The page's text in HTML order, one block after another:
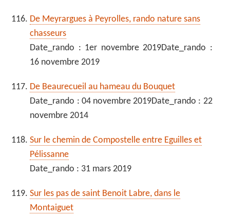
De Meyrargues à Peyrolles, rando nature sans
chasseurs
Date_rando : 1er novembre 2019Date_rando :
16 novembre 2019
De Beaurecueil au hameau du Bouquet
Date_rando : 04 novembre 2019Date_rando : 22
novembre 2014
Sur le chemin de Compostelle entre Eguilles et
Pélissanne
Date_rando : 31 mars 2019
Sur les pas de saint Benoit Labre, dans le
Montaiguet